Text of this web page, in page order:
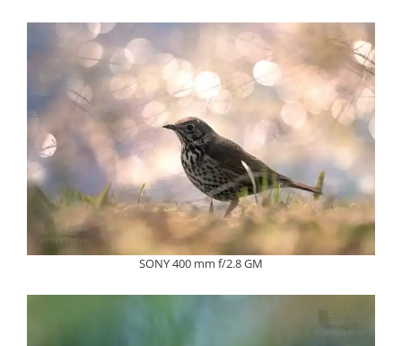
SONY 400 mm f/2.8 GM